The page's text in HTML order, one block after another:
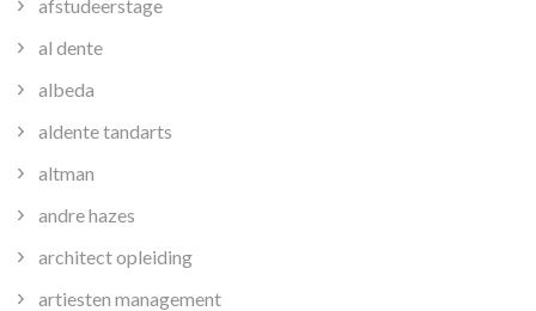
afstudeerstage
al dente
albeda
aldente tandarts
altman
andre hazes
architect opleiding
artiesten management